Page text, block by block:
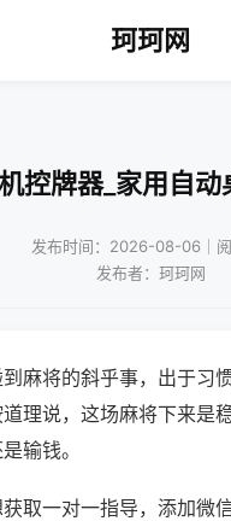
珂珂网
控牌器_家用自
发布时间：2026-08-06｜
发布者：珂珂网
麻将的斜乎事，出于习
理说，这场麻将下来是
输钱。
取一对一指导，添加微